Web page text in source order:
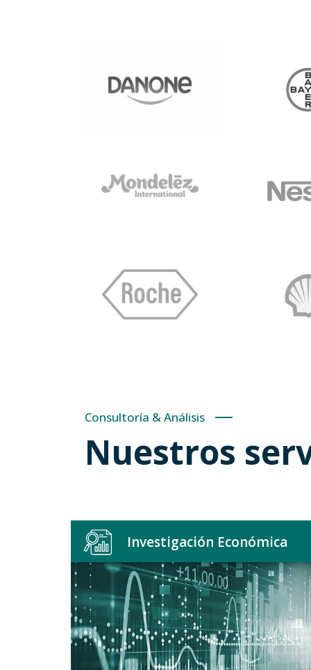
Consultoría & Análisis
Nuestros
Investigación Económica
Alianza estratégica con
Synopsis Consultores para el
seguimiento de la actividad